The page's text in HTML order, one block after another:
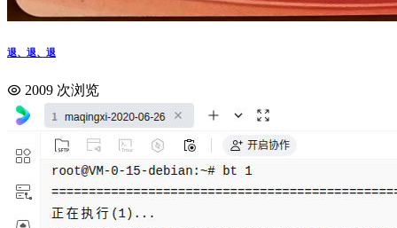
退、退、退
2009 次浏览